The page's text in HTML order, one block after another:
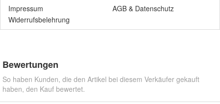
Impressum
AGB & Datenschutz
Widerrufsbelehrung
Bewertungen
So haben Kunden, die den Artikel bei diesem Verkäufer gekauft
haben, den Kauf bewertet.